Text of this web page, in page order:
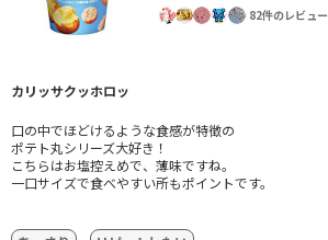
82件のレビュー
カリッサクッホロッ
口の中でほどけるような食感が特徴の
ポテト丸シリーズ大好き！
こちらはお塩控えめで、薄味ですね。
一口サイズで食べやすい所もポイントです。